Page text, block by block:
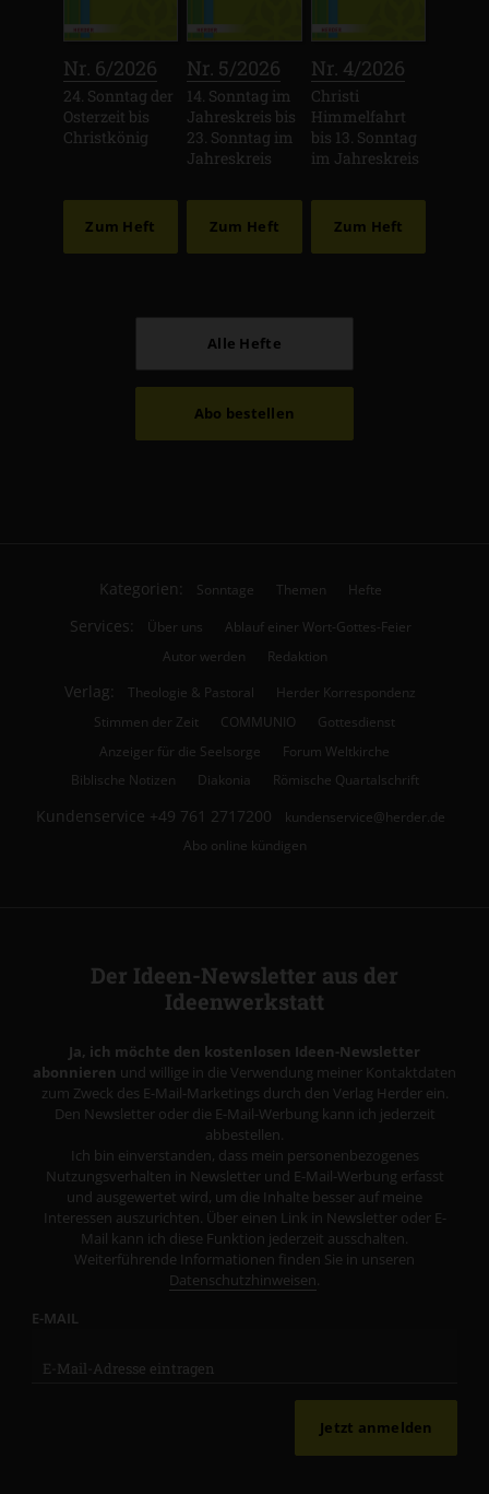
Nr. 6/2026
24. Sonntag der
Osterzeit bis
Christkönig
Zum Heft
Nr. 5/2026
14. Sonntag im
Jahreskreis bis
23. Sonntag im
Jahreskreis
Zum Heft
Nr. 4/2026
Christi
Himmelfahrt
bis 13. Sonntag
im Jahreskreis
Zum Heft
Alle Hefte
Abo bestellen
Kategorien: Sonntage Themen Hefte
Services: Über uns
Ablauf einer Wort-Gottes-Feier
Autor werden
Redaktion
Verlag: Theologie & Pastoral
Herder Korrespondenz
Stimmen der Zeit
COMMUNIO
Gottesdienst
Anzeiger für die Seelsorge
Forum Weltkirche
Biblische Notizen
Diakonia Römische Quartalschrift
Kundenservice +49 761 2717200
kundenservice@herder.de
Abo online kündigen
Der Ideen-Newsletter aus der
Ideenwerkstatt
Ja, ich möchte den kostenlosen Ideen-Newsletter
abonnieren und willige in die Verwendung meiner Kontaktdaten
zum Zweck des E-Mail-Marketings durch den Verlag Herder ein.
Den Newsletter oder die E-Mail-Werbung kann ich jederzeit
abbestellen.
Ich bin einverstanden, dass mein personenbezogenes
Nutzungsverhalten in Newsletter und E-Mail-Werbung erfasst
und ausgewertet wird, um die Inhalte besser auf meine
Interessen auszurichten. Über einen Link in Newsletter oder E-
Mail kann ich diese Funktion jederzeit ausschalten.
Weiterführende Informationen finden Sie in unseren
Datenschutzhinweisen.
E-MAIL
Jetzt anmelden